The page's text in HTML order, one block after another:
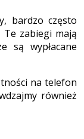
bardzo często
Te zabiegi mają
są wypłacane
na telefon
również